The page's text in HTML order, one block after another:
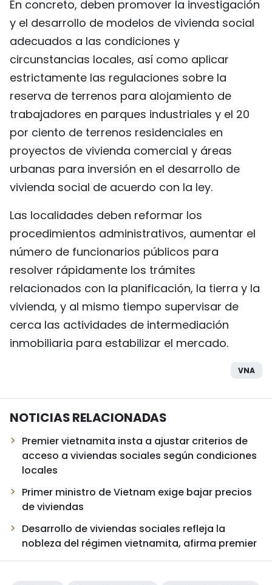
En concreto, deben promover la investigación
y el desarrollo de modelos de vivienda social
adecuados a las condiciones y
circunstancias locales, así como aplicar
estrictamente las regulaciones sobre la
reserva de terrenos para alojamiento de
trabajadores en parques industriales y el 20
por ciento de terrenos residenciales en
proyectos de vivienda comercial y áreas
urbanas para inversión en el desarrollo de
vivienda social de acuerdo con la ley.
Las localidades deben reformar los
procedimientos administrativos, aumentar el
número de funcionarios públicos para
resolver rápidamente los trámites
relacionados con la planificación, la tierra y la
vivienda, y al mismo tiempo supervisar de
cerca las actividades de intermediación
inmobiliaria para estabilizar el mercado.
VNA
NOTICIAS RELACIONADAS
Premier vietnamita insta a ajustar criterios de
acceso a viviendas sociales según condiciones
locales
Primer ministro de Vietnam exige bajar precios
de viviendas
Desarrollo de viviendas sociales refleja la
nobleza del régimen vietnamita, afirma premier